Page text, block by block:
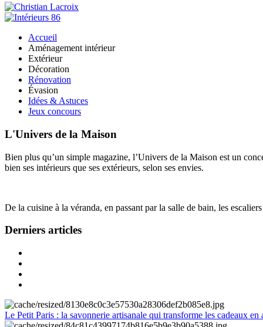
Accueil
Aménagement intérieur
Extérieur
Décoration
Rénovation
Évasion
Idées & Astuces
Jeux concours
L'Univers de la Maison
Bien plus qu’un simple magazine, l’Univers de la Maison est un
bien ses intérieurs que ses extérieurs, selon ses envies.
De la cuisine à la véranda, en passant par la salle de bain, les
Derniers articles
Le Petit Paris : la savonnerie artisanale qui transforme les cadeaux en